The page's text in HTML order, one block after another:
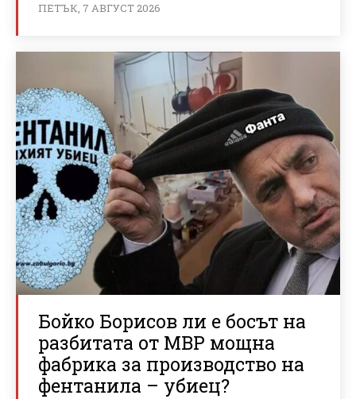
ПЕТЪК, 7 АВГУСТ 2026
Бойко Борисов ли е босът на
разбитата от МВР мощна
фабрика за производство на
фентанила – убиец?